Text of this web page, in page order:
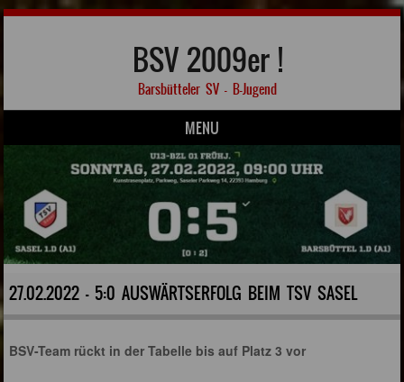
BSV 2009er !
Barsbütteler SV – B-Jugend
MENU
27.02.2022 - 5:0 AUSWÄRTSERFOLG BEIM TSV SASEL
BSV-Team rückt in der Tabelle bis auf Platz 3 vor